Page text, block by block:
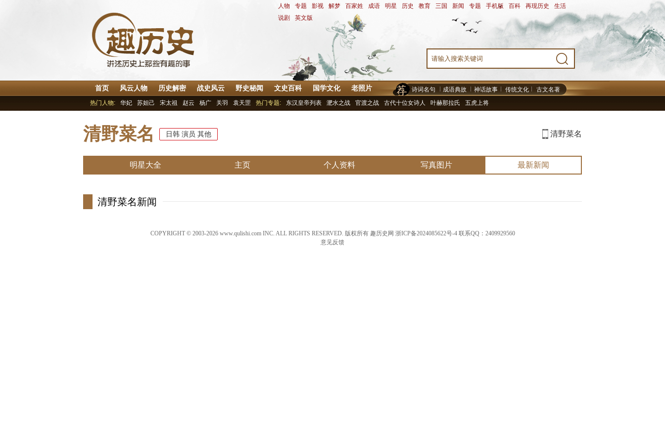
人物 专题 影视 解梦 百家姓 成语 明星 历史 教育 三国 新闻 专题 手机版 百科 再现历史 生活
说剧
英文版
首页 风云人物 历史解密 战史风云 野史秘闻 文史百科 国学文化 老照片 诗词名句 成语典故 神话故事 传统文化
古文名著
热门人物:
华妃 苏妲己 宋太祖 赵云 杨广 关羽 袁天罡 热门专题: 东汉皇帝列表 淝水之战 官渡之战 古代十位女诗人 叶赫那拉氏 五虎上将
清野菜名 日韩 演员 其他 清野菜名
明星大全 主页 个人资料 写真图片 最新新闻
清野菜名新闻
COPYRIGHT © 2003-2026 www.qulishi.com INC. ALL RIGHTS RESERVED. 版权所有 趣历史网 浙ICP备2024085622号-4联系QQ：2409929560
意见反馈